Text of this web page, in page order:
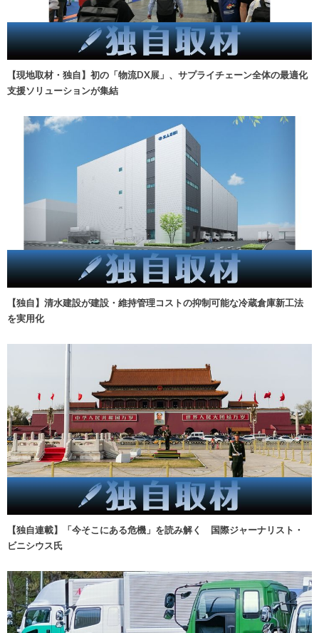
【現地取材・独自】初の「物流DX展」、サプライチェーン全体の最適化
支援ソリューションが集結
【独自】清水建設が建設・維持管理コストの抑制可能な冷蔵倉庫新工法
を実用化
【独自連載】「今そこにある危機」を読み解く 国際ジャーナリスト・
ビニシウス氏